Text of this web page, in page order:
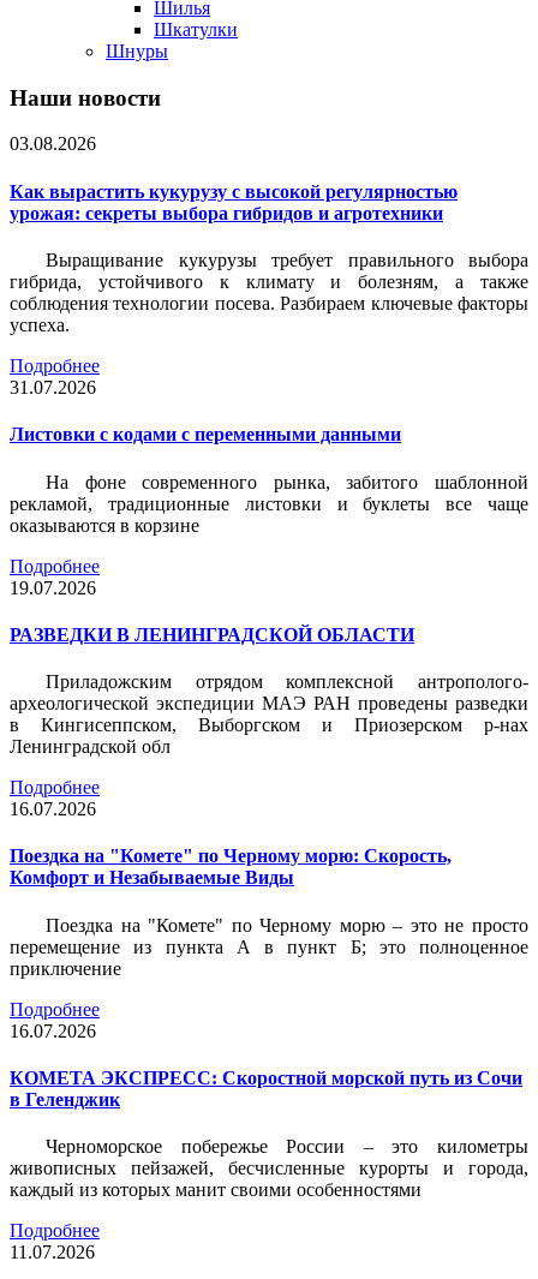
Шилья
Шкатулки
Шнуры
Наши новости
03.08.2026
Как вырастить кукурузу с высокой регулярностью
урожая: секреты выбора гибридов и агротехники
Выращивание кукурузы требует правильного выбора
гибрида, устойчивого к климату и болезням, а также
соблюдения технологии посева. Разбираем ключевые факторы
успеха.
Подробнее
31.07.2026
Листовки c кодами с переменными данными
На фоне современного рынка, забитого шаблонной
рекламой, традиционные листовки и буклеты все чаще
оказываются в корзине
Подробнее
19.07.2026
РАЗВЕДКИ В ЛЕНИНГРАДСКОЙ ОБЛАСТИ
Приладожским отрядом комплексной антрополого-
археологической экспедиции МАЭ РАН проведены разведки
в Кингисеппском, Выборгском и Приозерском р-нах
Ленинградской обл
Подробнее
16.07.2026
Поездка на "Комете" по Черному морю: Скорость,
Комфорт и Незабываемые Виды
Поездка на "Комете" по Черному морю – это не просто
перемещение из пункта А в пункт Б; это полноценное
приключение
Подробнее
16.07.2026
КОМЕТА ЭКСПРЕСС: Скоростной морской путь из Сочи
в Геленджик
Черноморское побережье России – это километры
живописных пейзажей, бесчисленные курорты и города,
каждый из которых манит своими особенностями
Подробнее
11.07.2026